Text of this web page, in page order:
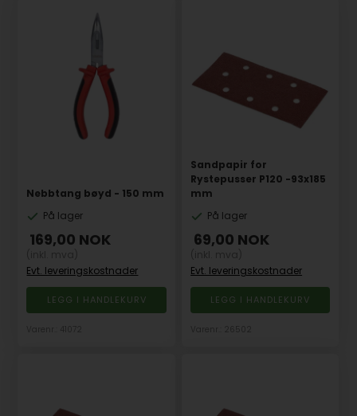
Nebbtang bøyd - 150 mm
På lager
169,00 NOK
Evt. leveringskostnader
Sandpapir for
Rystepusser P120 -93x185
mm
På lager
69,00 NOK
Evt. leveringskostnader